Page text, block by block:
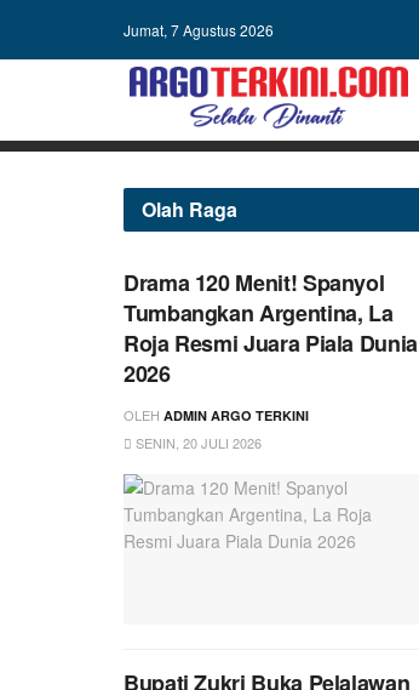
Jumat, 7 Agustus 2026
Olah Raga
Drama 120 Menit! Spanyol
Tumbangkan Argentina, La
Roja Resmi Juara Piala Dunia
2026
OLEH ADMIN ARGO TERKINI
SENIN, 20 JULI 2026
Bupati Zukri Buka Pelalawan